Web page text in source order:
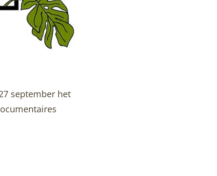
september het